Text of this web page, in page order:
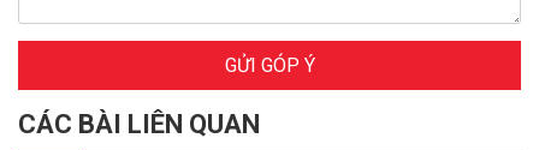
GỬI GÓP Ý
CÁC BÀI LIÊN QUAN